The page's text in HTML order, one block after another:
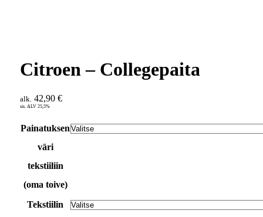
Citroen – Collegepaita
alk. 42,90 €
sis. ALV 25,5%
Painatuksen
väri
tekstiiliin
(oma toive)
Tekstiilin